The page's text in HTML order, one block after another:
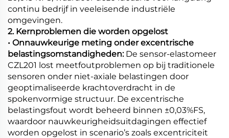
continu bedrijf in veeleisende industriële
omgevingen.
2. Kernproblemen die worden opgelost
• Onnauwkeurige meting onder excentrische
belastingsomstandigheden: De sensor-elastomeer
CZL201 lost meetfoutproblemen op bij traditionele
sensoren onder niet-axiale belastingen door
geoptimaliseerde krachtoverdracht in de
spokenvormige structuur. De excentrische
belastingsfout wordt beheerd binnen ±0,03%FS,
waardoor nauwkeurigheidsuitdagingen effectief
worden opgelost in scenario’s zoals excentriciteit